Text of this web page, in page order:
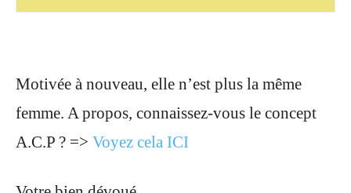
Motivée à nouveau, elle n’est plus la même
femme. A propos, connaissez-vous le concept
A.C.P ? => Voyez cela ICI